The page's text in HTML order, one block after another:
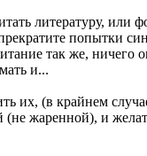
литературу, или
попытки
так же,
и...
их, (в крайнем
(не жаренной), и